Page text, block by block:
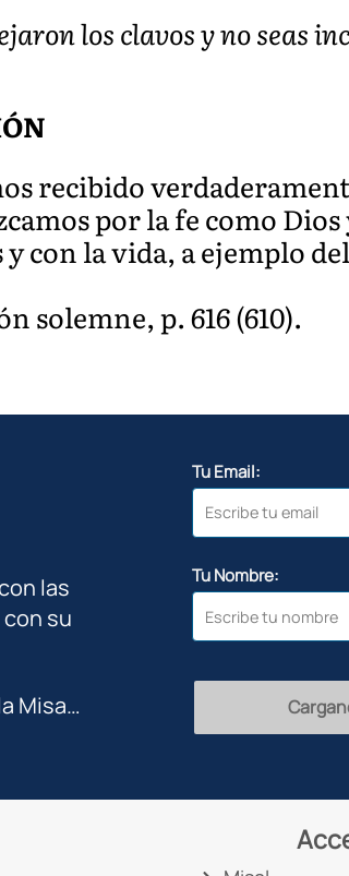
los clavos y no seas
recibido
por la fe como
con la vida, a ejemplo
solemne, p. 616 (610).
las
su
Misa…
Tu Email:
Tu Nombre: